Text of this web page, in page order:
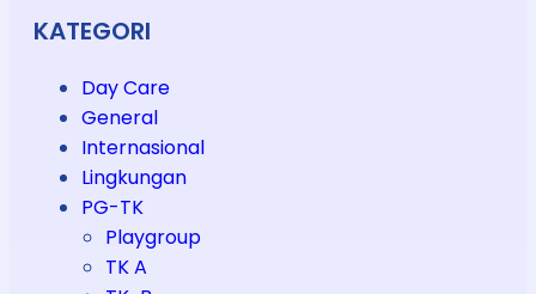
KATEGORI
Day Care
General
Internasional
Lingkungan
PG-TK
Playgroup
TK A